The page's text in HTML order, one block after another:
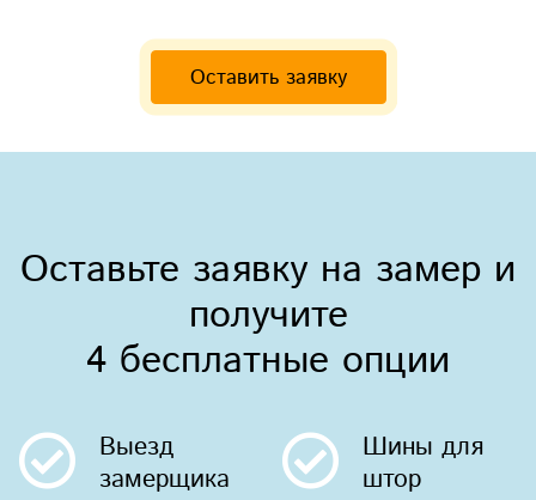
Оставить заявку
Оставьте заявку на замер и
получите
4 бесплатные опции
Выезд
замерщика
Шины для
штор